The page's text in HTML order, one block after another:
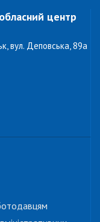
центр
вул. Деповська, 89а